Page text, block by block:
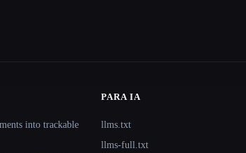
into trackable
PARA IA
llms.txt
llms-full.txt